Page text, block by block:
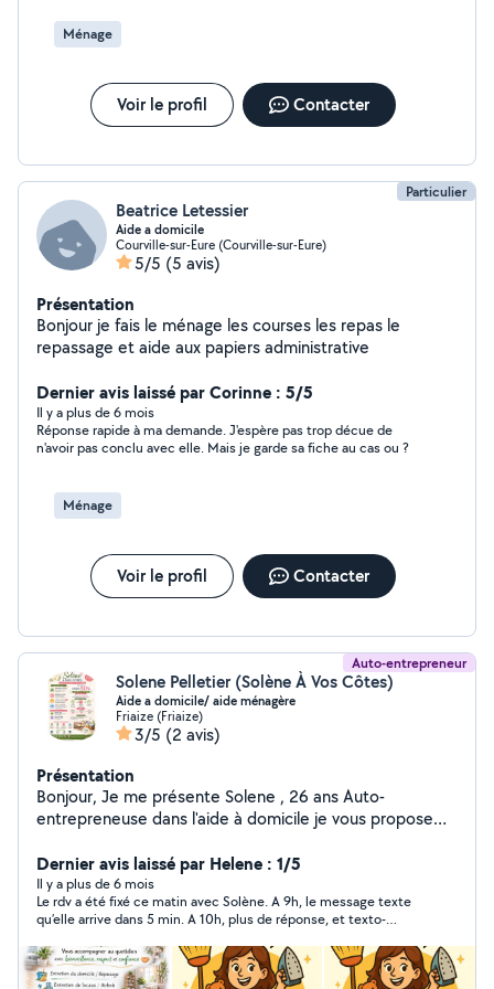
Ménage
Voir le profil Contacter
Particulier
Beatrice Letessier
Aide a domicile
Courville-sur-Eure (Courville-sur-Eure)
5/5 (5 avis)
Présentation
Bonjour je fais le ménage les courses les repas le
repassage et aide aux papiers administrative
Dernier avis laissé par Corinne : 5/5
Il y a plus de 6 mois
Réponse rapide à ma demande. J'espère pas trop décue de
n'avoir pas conclu avec elle. Mais je garde sa fiche au cas ou ?
Ménage
Voir le profil Contacter
Auto-entrepreneur
Solene Pelletier (Solène À Vos Côtes)
Aide a domicile/ aide ménagère
Friaize (Friaize)
3/5 (2 avis)
Présentation
Bonjour, Je me présente Solene , 26 ans Auto-
entrepreneuse dans l'aide à domicile je vous propose
garde d'enfants. Titulaire d'un BEP Services à la
personne et forte de mon expérience, j'accompagne les
familles au quotidien avec professionnalisme,
bienveillance et discrétion. Pourquoi me faire confiance
? Travail soigné et rigoureux Personne fiable, ponctuelle
et organisée Attentive au bien-être et à la sécurité des
Dernier avis laissé par Helene : 1/5
Il y a plus de 6 mois
Le rdv a été fixé ce matin avec Solène. A 9h, le message texte
qu’elle arrive dans 5 min. A 10h, plus de réponse, et texto-
personne sérieuse, surtout ne faites pas appel à Solene, ce
n’est pas le cas.